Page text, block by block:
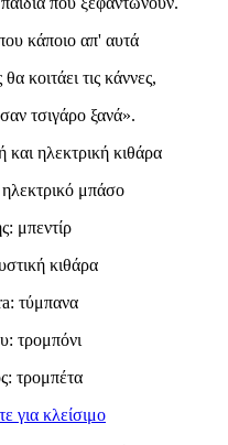
κάποιο απ' αυτά
κοιτάει τις κάννες,
τσιγάρο ξανά».
ηλεκτρική κιθάρα
μπάσο
μπεντίρ
κιθάρα
τύμπανα
τρομπόνι
τρομπέτα
για κλείσιμο